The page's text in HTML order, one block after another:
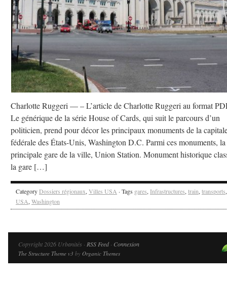
Charlotte Ruggeri — – L’article de Charlotte Ruggeri au format
Le générique de la série House of Cards, qui suit le parcours d’un
politicien, prend pour décor les principaux monuments de la
fédérale des États-Unis, Washington D.C. Parmi ces monuments, la
principale gare de la ville, Union Station. Monument historique
la gare […]
CategoryDossiers régionaux, Villes USA · Tags gares, Infrastructures, train, transports,
USA, Washington
Copyright 2026 Urbanités · RSS Feed· Connexion
The Structure Theme v3 by Organic Themes